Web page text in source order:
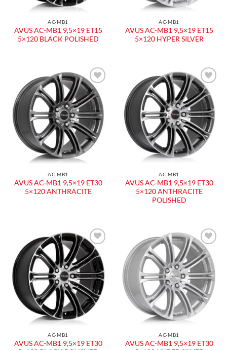
AC-MB1
AVUS AC-MB1 9,5×19 ET15
5×120 BLACK POLISHED
AC-MB1
AVUS AC-MB1 9,5×19 ET15
5×120 HYPER SILVER
AC-MB1
AVUS AC-MB1 9,5×19 ET30
5×120 ANTHRACITE
AC-MB1
AVUS AC-MB1 9,5×19 ET30
5×120 ANTHRACITE
POLISHED
AC-MB1
AVUS AC-MB1 9,5×19 ET30
AC-MB1
AVUS AC-MB1 9,5×19 ET30